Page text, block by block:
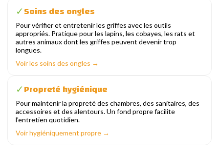
✓Soins des ongles
Pour vérifier et entretenir les griffes avec les outils
appropriés. Pratique pour les lapins, les cobayes, les rats et
autres animaux dont les griffes peuvent devenir trop
longues.
Voir les soins des ongles →
✓Propreté hygiénique
Pour maintenir la propreté des chambres, des sanitaires, des
accessoires et des alentours. Un fond propre facilite
l'entretien quotidien.
Voir hygiéniquement propre →